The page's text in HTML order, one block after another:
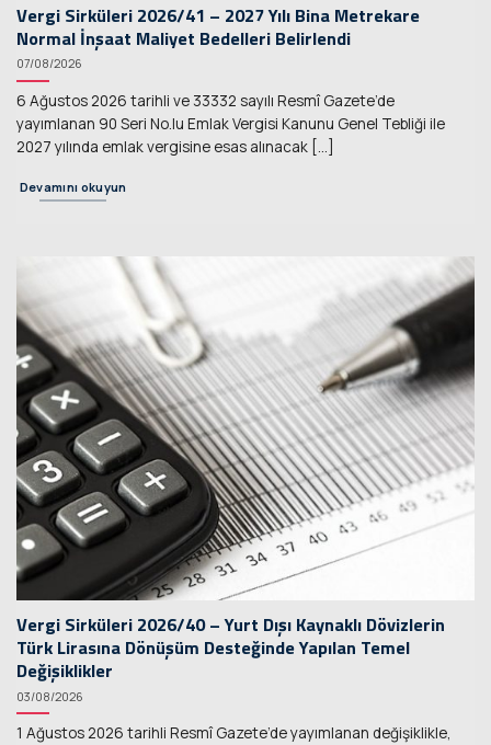
Vergi Sirküleri 2026/41 – 2027 Yılı Bina Metrekare
Normal İnşaat Maliyet Bedelleri Belirlendi
07/08/2026
6 Ağustos 2026 tarihli ve 33332 sayılı Resmî Gazete’de
yayımlanan 90 Seri No.lu Emlak Vergisi Kanunu Genel Tebliği ile
2027 yılında emlak vergisine esas alınacak [...]
Devamını okuyun
Vergi Sirküleri 2026/40 – Yurt Dışı Kaynaklı Dövizlerin
Türk Lirasına Dönüşüm Desteğinde Yapılan Temel
Değişiklikler
03/08/2026
1 Ağustos 2026 tarihli Resmî Gazete’de yayımlanan değişiklikle,